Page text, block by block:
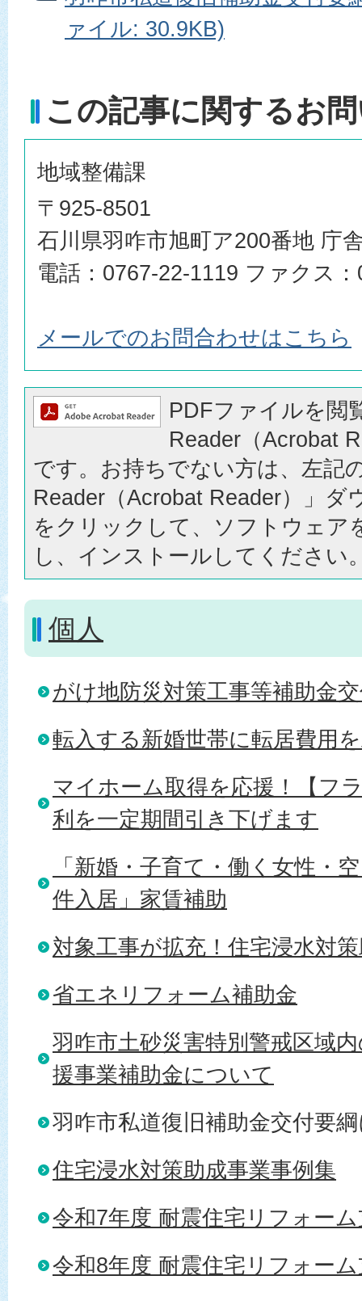
ァイル: 30.9KB)
この記事に関するお
地域整備課
〒925-8501
石川県羽咋市旭町ア200番地 庁
電話：0767-22-1119 ファクス
メールでのお問合わせはこちら
PDFファイルを閲
Reader（Acrobat
です。お持ちでない方は、左記
Reader（Acrobat Reader）」ダ
をクリックして、ソフトウェア
し、インストールしてください
個人
がけ地防災対策工事等補助金
転入する新婚世帯に転居費用
マイホーム取得を応援！【フ
利を一定期間引き下げます
「新婚・子育て・働く女性・
件入居」家賃補助
対象工事が拡充！住宅浸水対
省エネリフォーム補助金
羽咋市土砂災害特別警戒区域
援事業補助金について
羽咋市私道復旧補助金交付要
住宅浸水対策助成事業事例集
令和7年度 耐震住宅リフォー
令和8年度 耐震住宅リフォー